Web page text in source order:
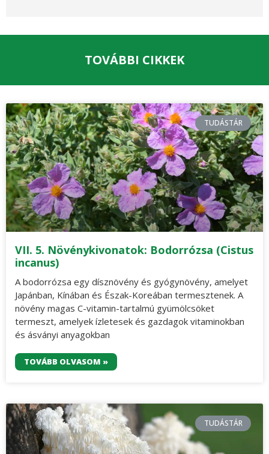
TOVÁBBI CIKKEK
TUDÁSTÁR
VII. 5. Növénykivonatok: Bodorrózsa (Cistus
incanus)
A bodorrózsa egy dísznövény és gyógynövény, amelyet
Japánban, Kínában és Észak-Koreában termesztenek. A
növény magas C-vitamin-tartalmú gyümölcsöket
termeszt, amelyek ízletesek és gazdagok vitaminokban
és ásványi anyagokban
TOVÁBB OLVASOM »
TUDÁSTÁR